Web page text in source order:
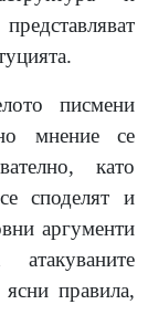
писмени
мнение се
като
споделят и
аргументи
правила,